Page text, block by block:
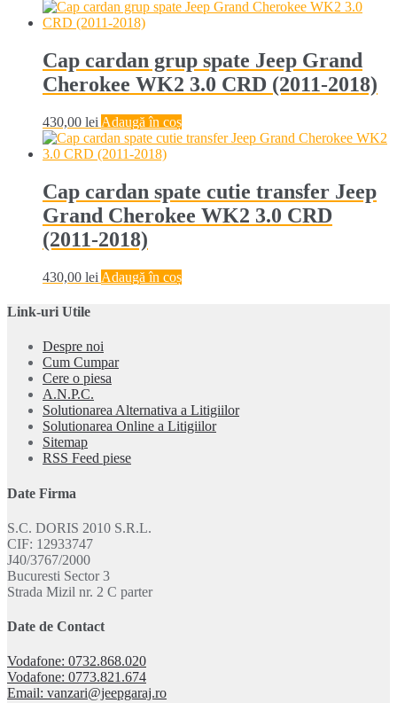
Cap cardan grup spate Jeep Grand
Cherokee WK2 3.0 CRD (2011-2018)
430,00 lei Adaugă în coș
Cap cardan spate cutie transfer Jeep
Grand Cherokee WK2 3.0 CRD
(2011-2018)
430,00 lei Adaugă în coș
Link-uri Utile
Despre noi
Cum Cumpar
Cere o piesa
A.N.P.C.
Solutionarea Alternativa a Litigiilor
Solutionarea Online a Litigiilor
Sitemap
RSS Feed piese
Date Firma
S.C. DORIS 2010 S.R.L.
CIF: 12933747
J40/3767/2000
Bucuresti Sector 3
Strada Mizil nr. 2 C parter
Date de Contact
Vodafone: 0732.868.020
Vodafone: 0773.821.674
Email: vanzari@jeepgaraj.ro